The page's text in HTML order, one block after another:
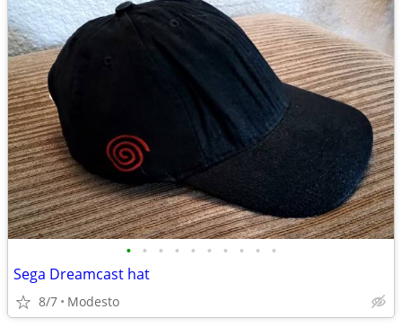
• • • • • • • • • •
Sega Dreamcast hat
8/7 Modesto